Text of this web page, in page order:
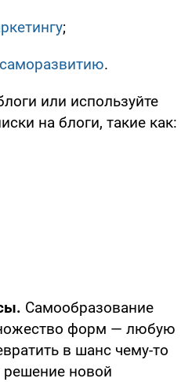
;
.
или используйте
на блоги, такие как:
Самообразование
форм — любую
в шанс чему-то
решение новой